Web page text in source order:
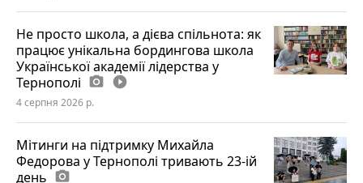
Не просто школа, а дієва спільнота: як
працює унікальна бордингова школа
Української академії лідерства у
Тернополі photo_camera play_circle_filled
4 серпня 2026 р.
Мітинги на підтримку Михайла
Федорова у Тернополі тривають 23-ій
день photo_camera